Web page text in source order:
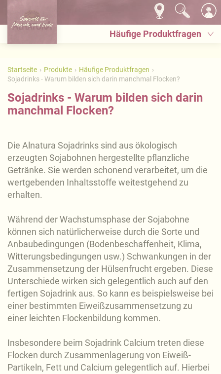
Häufige Produktfragen
Startseite Produkte
Häufige Produktfragen
Sojadrinks - Warum bilden sich darin manchmal Flocken?
Sojadrinks - Warum bilden sich darin
manchmal Flocken?
Die Alnatura Sojadrinks sind aus ökologisch
erzeugten Sojabohnen hergestellte pflanzliche
Getränke. Sie werden schonend verarbeitet, um die
wertgebenden Inhaltsstoffe weitestgehend zu
erhalten.
Während der Wachstumsphase der Sojabohne
können sich natürlicherweise durch die Sorte und
Anbaubedingungen (Bodenbeschaffenheit, Klima,
Witterungsbedingungen usw.) Schwankungen in der
Zusammensetzung der Hülsenfrucht ergeben. Diese
Unterschiede wirken sich gelegentlich auch auf den
fertigen Sojadrink aus. So kann es beispielsweise bei
einer bestimmten Eiweißzusammensetzung zu
einer leichten Flockenbildung kommen.
Insbesondere beim Sojadrink Calcium treten diese
Flocken durch Zusammenlagerung von Eiweiß-
Partikeln, Fett und Calcium gelegentlich auf. Hierbei